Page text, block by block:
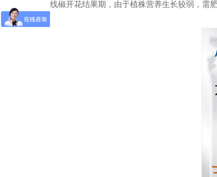
线椒开花结果期，由于植株营养生长较弱，需